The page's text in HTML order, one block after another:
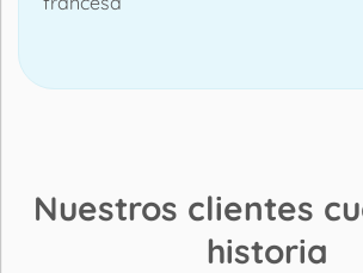
Nuestros clientes
historia